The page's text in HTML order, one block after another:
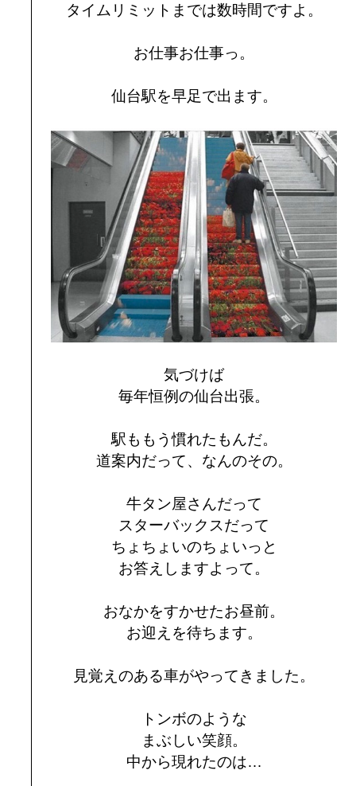
タイムリミットまでは数時間ですよ。
お仕事お仕事っ。
仙台駅を早足で出ます。
気づけば
毎年恒例の仙台出張。
駅ももう慣れたもんだ。
道案内だって、なんのその。
牛タン屋さんだって
スターバックスだって
ちょちょいのちょいっと
お答えしますよって。
おなかをすかせたお昼前。
お迎えを待ちます。
見覚えのある車がやってきました。
トンボのような
まぶしい笑顔。
中から現れたのは…